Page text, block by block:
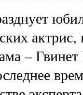
актрис,
–